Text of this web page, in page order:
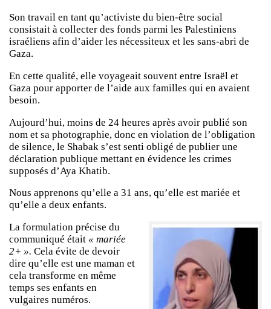
Son travail en tant qu’activiste du bien-être social
consistait à collecter des fonds parmi les Palestiniens
israéliens afin d’aider les nécessiteux et les sans-abri de
Gaza.
En cette qualité, elle voyageait souvent entre Israël et
Gaza pour apporter de l’aide aux familles qui en avaient
besoin.
Aujourd’hui, moins de 24 heures après avoir publié son
nom et sa photographie, donc en violation de l’obligation
de silence, le Shabak s’est senti obligé de publier une
déclaration publique mettant en évidence les crimes
supposés d’Aya Khatib.
Nous apprenons qu’elle a 31 ans, qu’elle est mariée et
qu’elle a deux enfants.
La formulation précise du
communiqué était « mariée
2+ ». Cela évite de devoir
dire qu’elle est une maman et
cela transforme en même
temps ses enfants en
vulgaires numéros.